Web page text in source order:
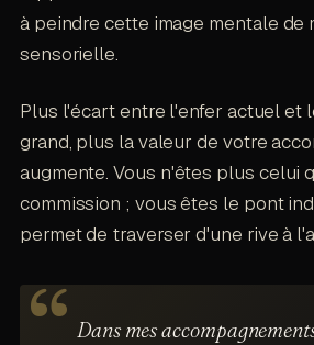
à peindre cette image mentale de
sensorielle.
Plus l'écart entre l'enfer actuel et
grand, plus la valeur de votre
augmente. Vous n'êtes plus celui
commission ; vous êtes le pont
permet de traverser d'une rive à
Dans mes